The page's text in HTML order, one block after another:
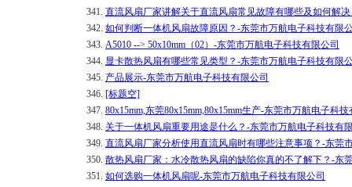
341. 直流风扇厂家讲解关于直流风扇常见故障有哪些及如何解
342. 如何判断一体机风扇故障原因？-东莞市万航电子科技有限
343. A5010 --> 50x10mm（02）-东莞市万航电子科技有限公司
344. 显卡散热风扇有哪些常见类型？-东莞市万航电子科技有限
345. 产品展示-东莞市万航电子科技有限公司
346. [标题空]
347. 80x15mm,东莞80x15mm,80x15mm生产-东莞市万航电子科
348. 关于一体机风扇重要用途是什么？-东莞市万航电子科技有
349. 直流风扇厂家分析使用直流风扇时有哪些注意事项？-东莞
350. 散热风扇厂家：水冷散热风扇的缺陷你真的不了解下？-东
351. 如何选购一体机风扇呢-东莞市万航电子科技有限公司